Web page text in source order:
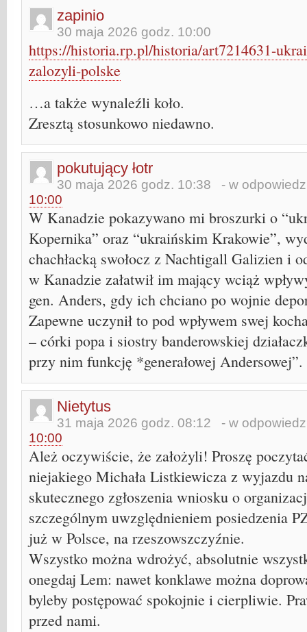
zapinio
30 maja 2026 godz. 10:00
https://historia.rp.pl/historia/art7214631-
zalozyli-polske
…a także wynaleźli koło.
Zresztą stosunkowo niedawno.
pokutujący łotr
30 maja 2026 godz. 10:38 - w
10:00
W Kanadzie pokazywano mi broszurki o
Kopernika” oraz “ukraińskim Krakowie”,
chachłacką swołocz z Nachtigall Galizien i
w Kanadzie załatwił im mający wciąż
gen. Anders, gdy ich chciano po wojnie
Zapewne uczynił to pod wpływem swej
– córki popa i siostry banderowskiej
przy nim funkcję *generałowej Andersowej”.
Nietytus
31 maja 2026 godz. 08:12 - w
10:00
Ależ oczywiście, że założyli! Proszę
niejakiego Michała Listkiewicza z wyjazdu
skutecznego zgłoszenia wniosku o
szczególnym uwzględnieniem posiedzenia
już w Polsce, na rzeszowszczyźnie.
Wszystko można wdrożyć, absolutnie
onegdaj Lem: nawet konklawe można
byleby postępować spokojnie i cierpliwie.
przed nami.